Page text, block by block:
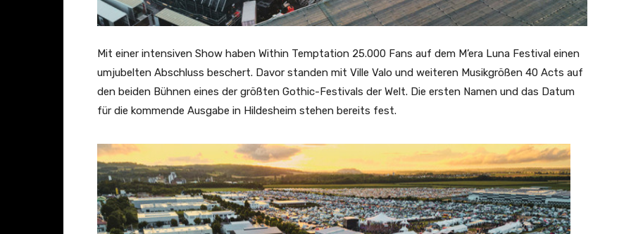
Mit einer intensiven Show haben Within Temptation 25.000 Fans auf dem M’era Luna Festival einen
umjubelten Abschluss beschert. Davor standen mit Ville Valo und weiteren Musikgrößen 40 Acts auf
den beiden Bühnen eines der größten Gothic-Festivals der Welt. Die ersten Namen und das Datum
für die kommende Ausgabe in Hildesheim stehen bereits fest.